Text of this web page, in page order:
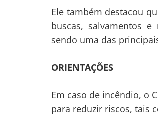
Ele também destacou
buscas, salvamentos
sendo uma das
ORIENTAÇÕES
Em caso de incêndio, o
para reduzir riscos, tais